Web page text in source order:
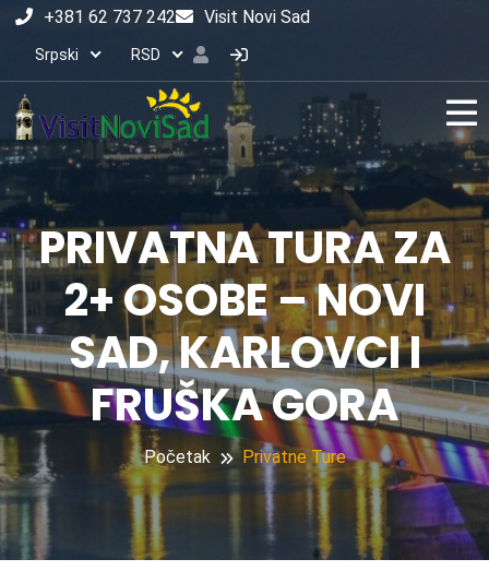
+381 62 737 242 Visit Novi Sad
Srpski RSD
PRIVATNA TURA ZA
2+ OSOBE – NOVI
SAD, KARLOVCI I
FRUŠKA GORA
Početak Privatne Ture